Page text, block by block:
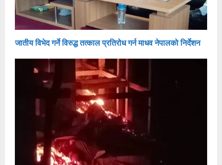
जातीय विभेद गर्ने विरुद्ध तत्काल प्रतिरोध गर्न माधव नेपालको निर्देशन